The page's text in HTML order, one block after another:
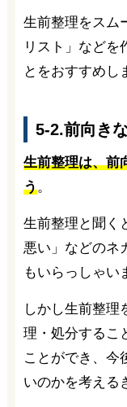
生前整理をスム
リスト」などを
とをおすすめし
5-2.前向き
生前整理は、前
う。
生前整理と聞く
悪い」などのネ
もいらっしゃい
しかし生前整理
理・処分するこ
ことができ、今
いのかを考える